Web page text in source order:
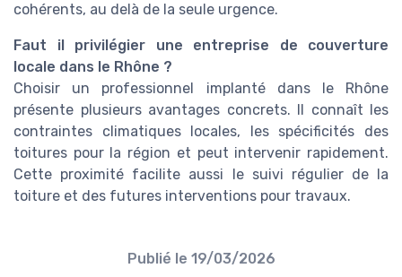
cohérents, au delà de la seule urgence.
Faut il privilégier une entreprise de couverture
locale dans le Rhône ?
Choisir un professionnel implanté dans le Rhône
présente plusieurs avantages concrets. Il connaît les
contraintes climatiques locales, les spécificités des
toitures pour la région et peut intervenir rapidement.
Cette proximité facilite aussi le suivi régulier de la
toiture et des futures interventions pour travaux.
Publié le 19/03/2026